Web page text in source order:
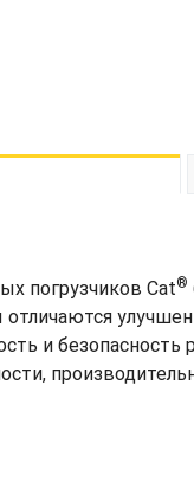
погрузчиков Cat®
и